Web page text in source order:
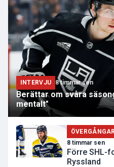
INTERVJU 8 timmar sen
Berättar om svåra
mentalt"
ÖVERGÅNGAR
8 timmar sen
Förre SHL-
Ryssland